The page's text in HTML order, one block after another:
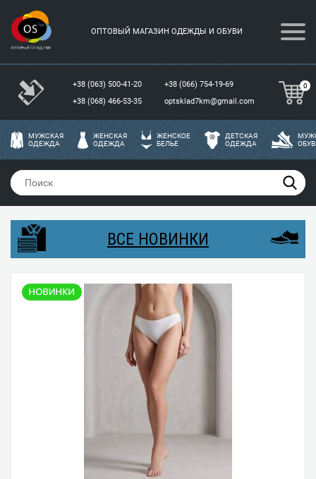
ОПТОВЫЙ МАГАЗИН ОДЕЖДЫ И ОБУВИ
+38 (063) 500-41-20
+38 (066) 754-19-69
+38 (068) 466-53-35
optsklad7km@gmail.com
0
МУЖСКАЯ
ОДЕЖДА
ЖЕНСКАЯ
ОДЕЖДА
ЖЕНСКОЕ
БЕЛЬЕ
ДЕТСКАЯ
ОДЕЖДА
ВСЕ НОВИНКИ